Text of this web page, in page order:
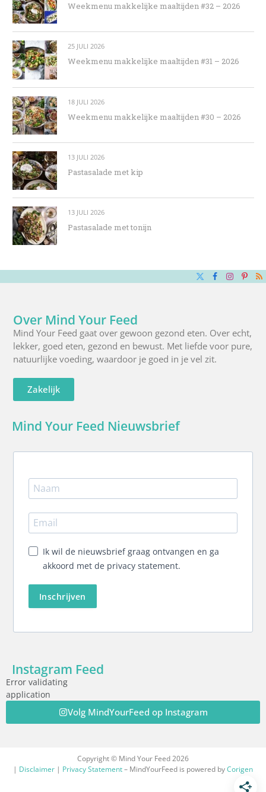
Weekmenu makkelijke maaltijden #32 – 2026
25 JULI 2026
Weekmenu makkelijke maaltijden #31 – 2026
18 JULI 2026
Weekmenu makkelijke maaltijden #30 – 2026
13 JULI 2026
Pastasalade met kip
13 JULI 2026
Pastasalade met tonijn
X
Facebook
Over Mind Your Feed
Mind Your Feed gaat over gewoon gezond eten. Over echt,
lekker, goed eten, gezond en bewust. Met liefde voor pure,
natuurlijke voeding, waardoor je goed in je vel zit.
Zakelijk
Mind Your Feed Nieuwsbrief
Ik wil de nieuwsbrief graag ontvangen en ga
akkoord met de privacy statement.
Inschrijven
Instagram Feed
Error validating
application
Volg MindYourFeed op Instagram
Copyright © Mind Your Feed 2026
| Disclaimer | Privacy Statement– MindYourFeed is powered byCorigen